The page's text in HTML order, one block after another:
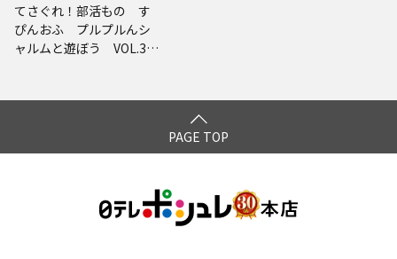
てさぐれ！部活もの す
ぴんおふ プルプルんシ
ャルムと遊ぼう VOL.3
PAGE TOP